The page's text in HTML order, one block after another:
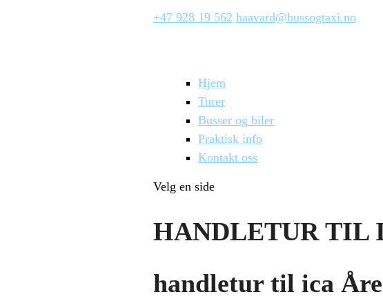
+47 928 19 562 haavard@bussogtaxi.no
Hjem
Turer
Busser og biler
Praktisk info
Kontakt oss
Velg en side
HANDLETUR TIL
handletur til ica